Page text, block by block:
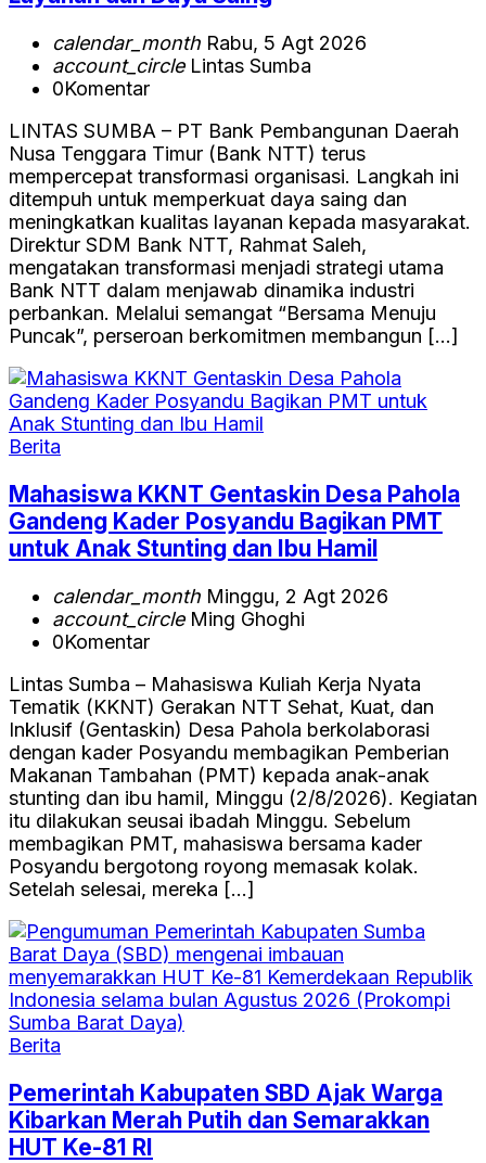
calendar_month Rabu, 5 Agt 2026
account_circleLintas Sumba
0Komentar
LINTAS SUMBA – PT Bank Pembangunan Daerah
Nusa Tenggara Timur (Bank NTT) terus
mempercepat transformasi organisasi. Langkah ini
ditempuh untuk memperkuat daya saing dan
meningkatkan kualitas layanan kepada masyarakat.
Direktur SDM Bank NTT, Rahmat Saleh,
mengatakan transformasi menjadi strategi utama
Bank NTT dalam menjawab dinamika industri
perbankan. Melalui semangat “Bersama Menuju
Puncak”, perseroan berkomitmen membangun […]
Berita
Mahasiswa KKNT Gentaskin Desa Pahola
Gandeng Kader Posyandu Bagikan PMT
untuk Anak Stunting dan Ibu Hamil
calendar_month Minggu, 2 Agt 2026
account_circleMing Ghoghi
0Komentar
Lintas Sumba – Mahasiswa Kuliah Kerja Nyata
Tematik (KKNT) Gerakan NTT Sehat, Kuat, dan
Inklusif (Gentaskin) Desa Pahola berkolaborasi
dengan kader Posyandu membagikan Pemberian
Makanan Tambahan (PMT) kepada anak-anak
stunting dan ibu hamil, Minggu (2/8/2026). Kegiatan
itu dilakukan seusai ibadah Minggu. Sebelum
membagikan PMT, mahasiswa bersama kader
Posyandu bergotong royong memasak kolak.
Setelah selesai, mereka […]
Berita
Pemerintah Kabupaten SBD Ajak Warga
Kibarkan Merah Putih dan Semarakkan
HUT Ke-81 RI